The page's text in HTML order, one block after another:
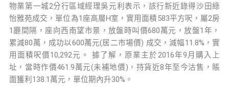
物業第一城2分行區域經理吳元利表示，該行新近錄得沙田綠
怡雅苑成交，單位為1座高層H室，實用面積583平方呎，屬2房
1廳間隔，座向西南望市景，放盤時叫價680萬元，放盤1年，
累減80萬，成功以600萬元(居二市場價) 成交，減幅11.8%，實
用面積呎價10,292元。 據了解，原業主於2016年9月購入上
址，當時作價461.9萬元(未補地價)，持貨近8年至今沽售，賬
面獲利138.1萬元，單位期內升30%。